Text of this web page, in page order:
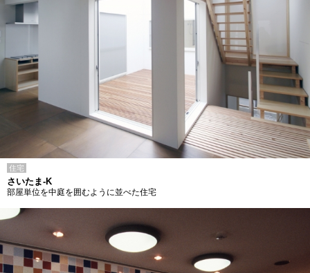
住宅
さいたま-K
部屋単位を中庭を囲むように並べた住宅